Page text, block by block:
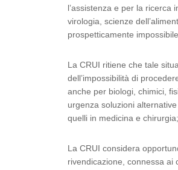
l’assistenza e per la ricerca
virologia, scienze
prospetticamente
La CRUI ritiene che tale
dell’impossibilità di
anche per biologi, chimici,
urgenza soluzioni
quelli in medicina e chirurgia;
La CRUI considera
rivendicazione, connessa